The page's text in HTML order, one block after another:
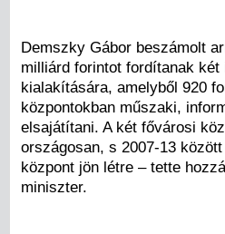
Demszky Gábor beszámolt
milliárd forintot fordítanak
kialakítására, amelyből 920
központokban műszaki,
elsajátítani. A két fővárosi
országosan, s 2007-13
központ jön létre – tette
miniszter.